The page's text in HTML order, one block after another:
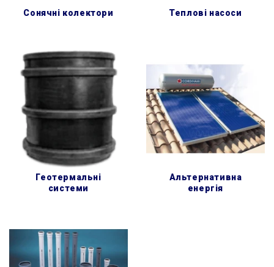
сонячні колектори теплові насоси
геотермальні
системи
альтернативна
енергія